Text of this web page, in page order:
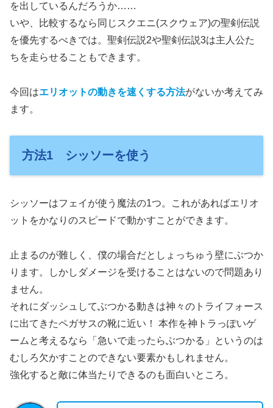
を出しているんだろうか……
いや、比較するなら同じスクエニ(スクウェア)の聖剣伝説
を優先するべきでは。聖剣伝説2や聖剣伝説3は主人公た
ちを走らせることもできます。
今回はエリオットの動きを速くする方法がないか考えてみ
ます。
方法1 シッソーを使う
シッソーはフェイが使う魔法の1つ。これがあればエリオ
ットをかなりのスピードで動かすことができます。
止まるのが難しく、僕の場合だとしょっちゅう壁にぶつか
ります。しかしダメージを受けることはないので問題あり
ません。
それにダッシュしてぶつかる動きは神々のトライフォース
に出てきたペガサスの靴に近い！ 本作を神トラっぽいゲ
ームと考えるなら「急いで走ったらぶつかる」というのは
むしろ欠かすことのできない要素かもしれません。
強化すると敵に体当たりできるのも面白いところ。